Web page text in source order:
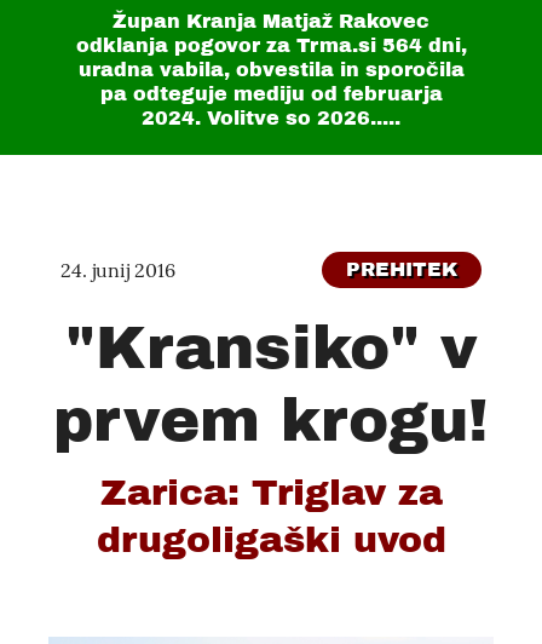
Župan Kranja Matjaž Rakovec
odklanja pogovor za Trma.si 564 dni,
uradna vabila, obvestila in sporočila
pa odteguje mediju od februarja
2024. Volitve so 2026.....
24. junij 2016 PREHITEK
"Kransiko" v
prvem krogu!
Zarica: Triglav za
drugoligaški uvod